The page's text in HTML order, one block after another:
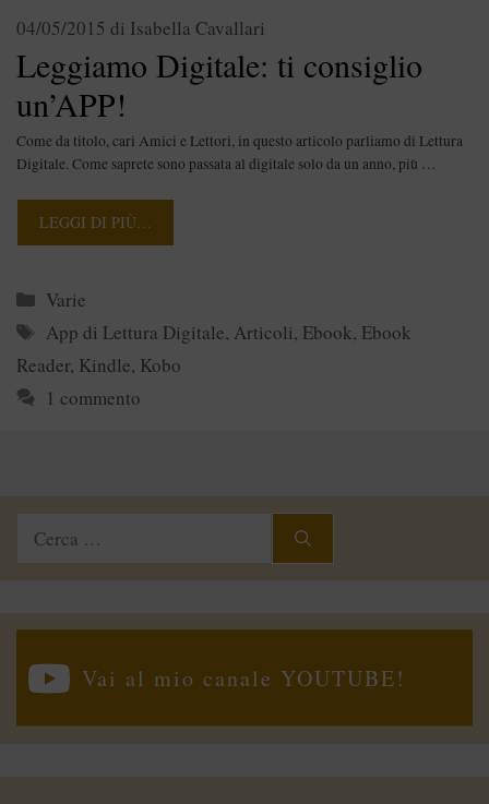
Leggiamo Digitale: ti consiglio
un’APP!
04/05/2015 di Isabella Cavallari
Come da titolo, cari Amici e Lettori, in questo articolo parliamo di Lettura
Digitale. Come saprete sono passata al digitale solo da un anno, più …
LEGGI DI PIÙ…
Categorie
Varie
Tag
App di Lettura Digitale, Articoli, Ebook, Ebook
Reader, Kindle, Kobo
1 commento
Ricerca
Vai al mio canale YOUTUBE!